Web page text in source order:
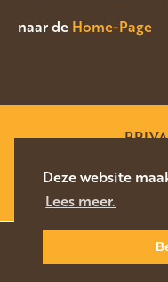
Deze website
Lees meer.
naar de Home-Page
WEBSITE
Waar